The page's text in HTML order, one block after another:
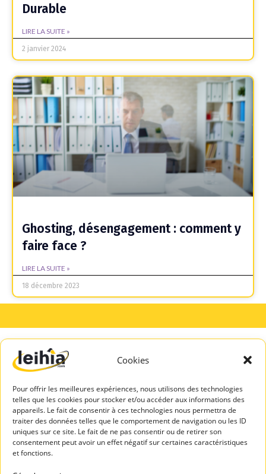
Cookies
Pour offrir les meilleures expériences, nous utilisons des technologies
telles que les cookies pour stocker et/ou accéder aux informations des
appareils. Le fait de consentir à ces technologies nous permettra de
traiter des données telles que le comportement de navigation ou les ID
uniques sur ce site. Le fait de ne pas consentir ou de retirer son
consentement peut avoir un effet négatif sur certaines caractéristiques
et fonctions.
Durable
LIRE LA SUITE »
2 janvier 2024
Ghosting, désengagement : comment y
faire face ?
LIRE LA SUITE »
18 décembre 2023
A PROPOS
Mentions légales
Politique de
confidentialité
Blog Leihia
Espace Candidats
Leihia – Bilan de
compétences
Leihia – Coaching